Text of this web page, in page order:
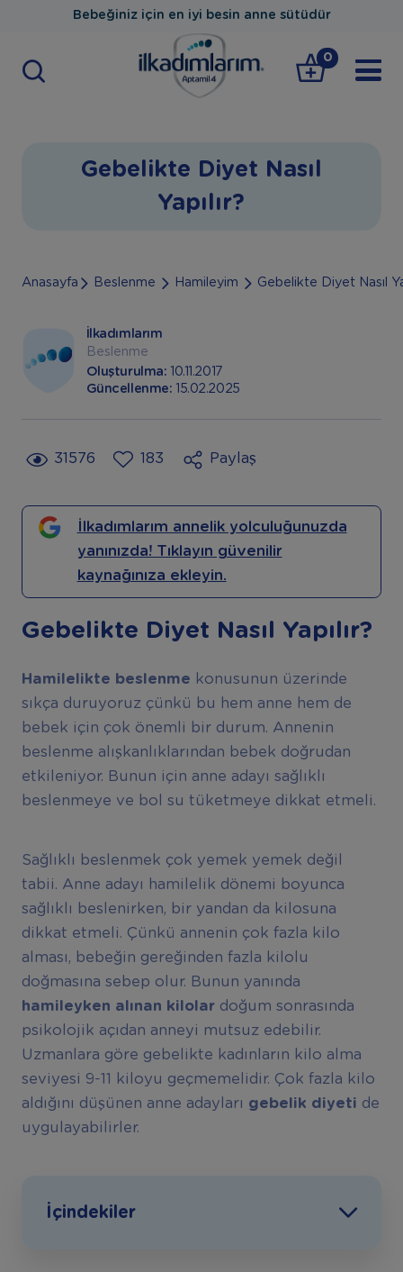
Bebeğiniz için en iyi besin anne sütüdür
0
Gebelikte Diyet Nasıl
Yapılır?
Anasayfa Beslenme Hamileyim Gebelikte Diyet Nasıl
İlkadımlarım
Beslenme
Oluşturulma:
10.11.2017
Güncellenme:
15.02.2025
31576 183 Paylaş
İlkadımlarım annelik yolculuğunuzda
yanınızda! Tıklayın güvenilir
kaynağınıza ekleyin.
Gebelikte Diyet Nasıl Yapılır?
Hamilelikte beslenme konusunun üzerinde
sıkça duruyoruz çünkü bu hem anne hem de
bebek için çok önemli bir durum. Annenin
beslenme alışkanlıklarından bebek doğrudan
etkileniyor. Bunun için anne adayı sağlıklı
beslenmeye ve bol su tüketmeye dikkat etmeli.
Sağlıklı beslenmek çok yemek yemek değil
tabii. Anne adayı hamilelik dönemi boyunca
sağlıklı beslenirken, bir yandan da kilosuna
dikkat etmeli. Çünkü annenin çok fazla kilo
alması, bebeğin gereğinden fazla kilolu
doğmasına sebep olur. Bunun yanında
hamileyken alınan kilolardoğum sonrasında
psikolojik açıdan anneyi mutsuz edebilir.
Uzmanlara göre gebelikte kadınların kilo alma
seviyesi 9-11 kiloyu geçmemelidir. Çok fazla kilo
aldığını düşünen anne adayları gebelik diyeti de
uygulayabilirler.
İçindekiler